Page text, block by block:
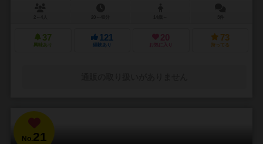
37
興味あり
121
経験あり
20
お気に入り
73
持ってる
No.21